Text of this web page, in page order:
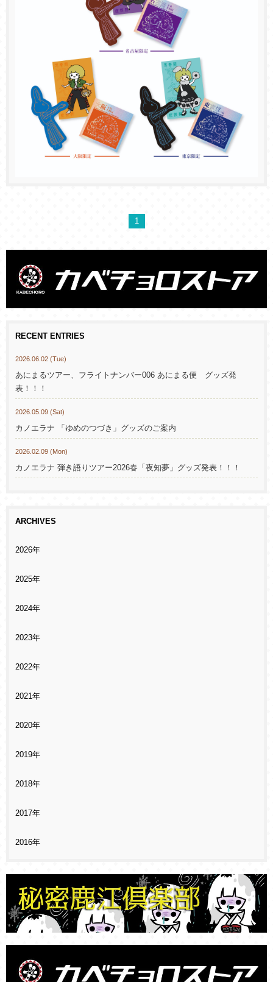
1
RECENT ENTRIES
2026.06.02 (Tue)
あにまるツアー、フライトナンバー006 あにまる便 グッズ発
表！！！
2026.05.09 (Sat)
カノエラナ 「ゆめのつづき」グッズのご案内
2026.02.09 (Mon)
カノエラナ 弾き語りツアー2026春「夜知夢」グッズ発表！！！
ARCHIVES
2026年
2025年
2024年
2023年
2022年
2021年
2020年
2019年
2018年
2017年
2016年